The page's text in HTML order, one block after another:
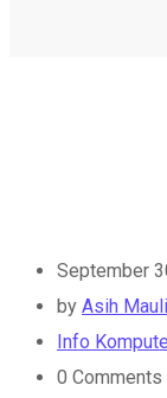
September
by Asih
Info
0 Comments